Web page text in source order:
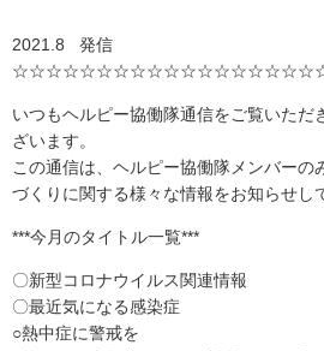
2021.8 発信
いつもヘルピー協働隊通信をご覧いただ
ざいます。
この通信は、ヘルピー協働隊メンバーの
づくりに関する様々な情報をお知らせし
***今月のタイトル一覧***
〇新型コロナウイルス関連情報
〇最近気になる感染症
○熱中症に警戒を